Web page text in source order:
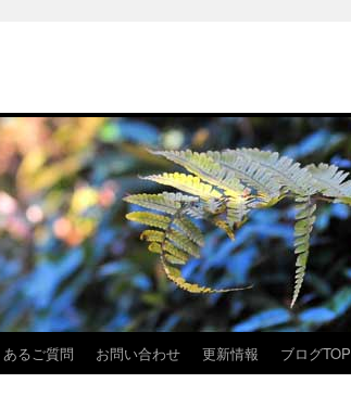
るご質問 お問い合わせ 更新情報 ブログTOP